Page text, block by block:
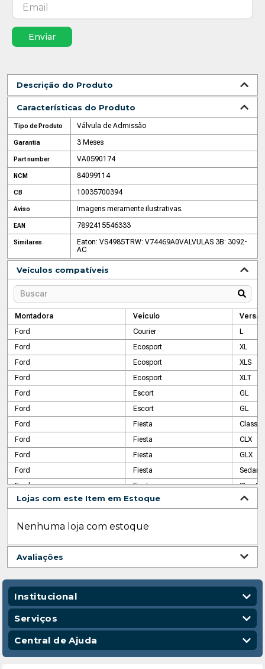
Enviar
Descrição do Produto
Características do Produto
Tipo de Produto Válvula de Admissão
Garantia 3 Meses
Part number VA0590174
NCM 84099114
CB 10035700394
Aviso Imagens meramente ilustrativas.
EAN 7892415546333
Similares Eaton: VS4985TRW: V74469A0VALVULAS 3B: 3092-
AC
Veículos compatíveis
Montadora Veículo
Versão
Ford
Courier
L
Ford
Ecosport
XL
Ford
Ecosport
XLS
Ford
Ecosport
XLT
Ford
Escort
GL
Ford
Escort
GL
Ford
Fiesta
Class
Ford
Fiesta
CLX
Ford
Fiesta
GLX
Ford
Fiesta
Sedan
Ford
Fiesta
Street
Ford
Focus
GL
Ford
Focus
Ford
Ka
Action
Ford
Ka XR
Lojas com este Item em Estoque
Nenhuma loja com estoque
Avaliações
Institucional
Quem Somos
Nossas Lojas
Código de Conduta
Serviços
Vendas Corporativas
Entregas
Central de Ajuda
Política de Privacidade